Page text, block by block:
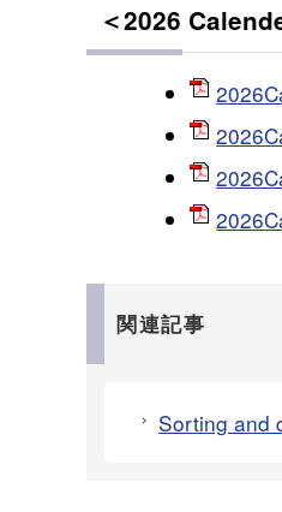
＜2026
関連記事
Sorting and